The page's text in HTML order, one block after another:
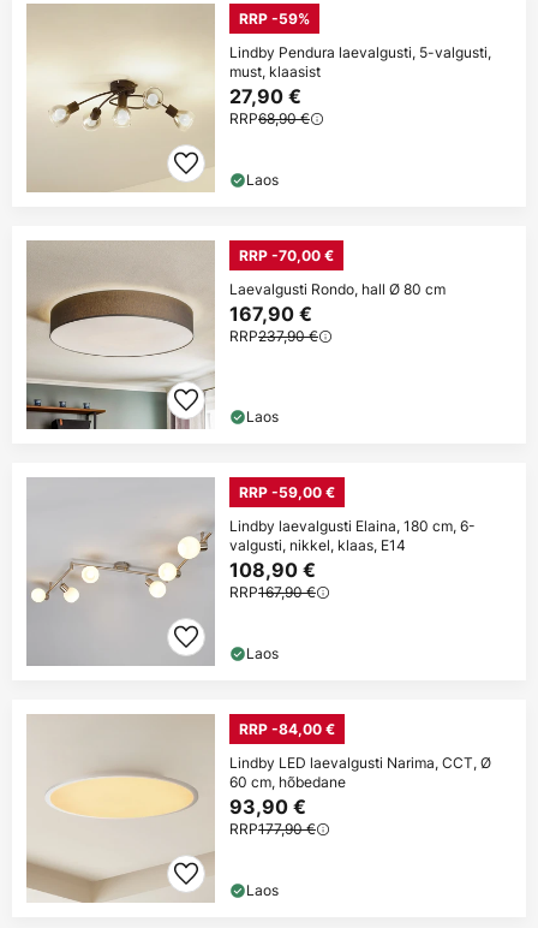
RRP -59%
Lindby Pendura laevalgusti, 5-valgusti,
must, klaasist
27,90 €
RRP68,90 €
Laos
RRP -70,00 €
Laevalgusti Rondo, hall Ø 80 cm
167,90 €
RRP237,90 €
Laos
RRP -59,00 €
Lindby laevalgusti Elaina, 180 cm, 6-
valgusti, nikkel, klaas, E14
108,90 €
RRP167,90 €
Laos
RRP -84,00 €
Lindby LED laevalgusti Narima, CCT, Ø
60 cm, hõbedane
93,90 €
RRP177,90 €
Laos